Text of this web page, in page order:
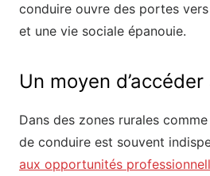
conduire ouvre des portes vers
et une vie sociale épanouie.
Un moyen d’accéder
Dans des zones rurales
de conduire est souvent
aux opportunités